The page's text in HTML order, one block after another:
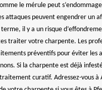
le mérule peut
attaques peuvent engendrer un
il y a un risque
traiter votre charpente. Les
préventifs pour éviter les
Si la charpente est déjà
curatif. Adressez-vous à